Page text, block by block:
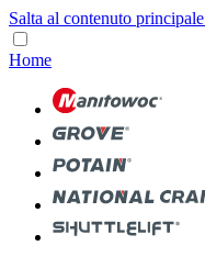
Salta al contenuto principale
Home